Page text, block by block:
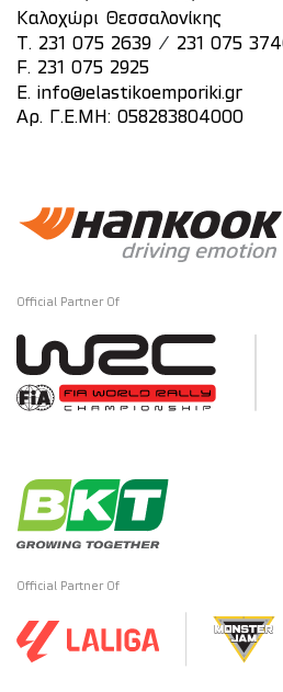
Καλοχώρι Θεσσαλονίκης
T. 231 075 2639 / 231 075
F. 231 075 2925
E. info@elastikoemporiki.gr
Αρ. Γ.Ε.ΜΗ: 058283804000
Official Partner Of
Official Partner Of